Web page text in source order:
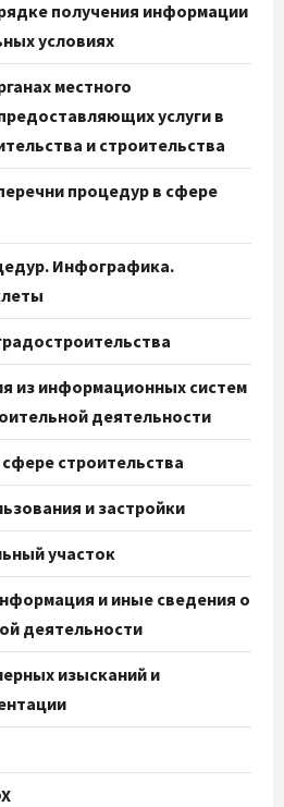
получения информации
условиях
местного
услуги в
и строительства
процедур в сфере
Инфографика.
из информационных систем
деятельности
сфере строительства
и застройки
участок
и иные сведения о
деятельности
изысканий и